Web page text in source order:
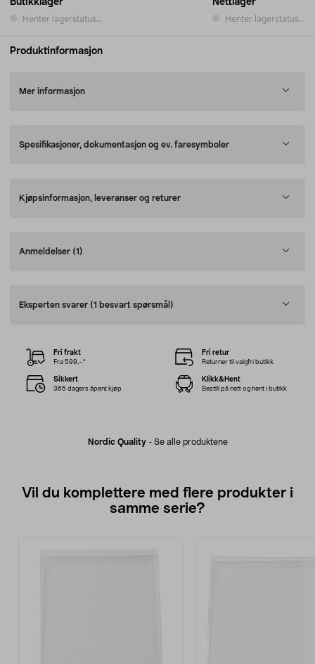
Butikklager
Henter lagerstatus...
Nettlager
Henter lagerstatus...
Produktinformasjon
Mer informasjon
Spesifikasjoner, dokumentasjon og ev. faresymboler
Kjøpsinformasjon, leveranser og returer
Anmeldelser (1)
Eksperten svarer (1 besvart spørsmål)
Nordic Quality- Se alle produktene
Fri frakt
Fra 599,–*
Fri retur
Returner til valgfri butikk
Sikkert
365 dagers åpent kjøp
Klikk&Hent
Bestill på nett og hent i butikk
Vil du komplettere med flere produkter i
samme serie?